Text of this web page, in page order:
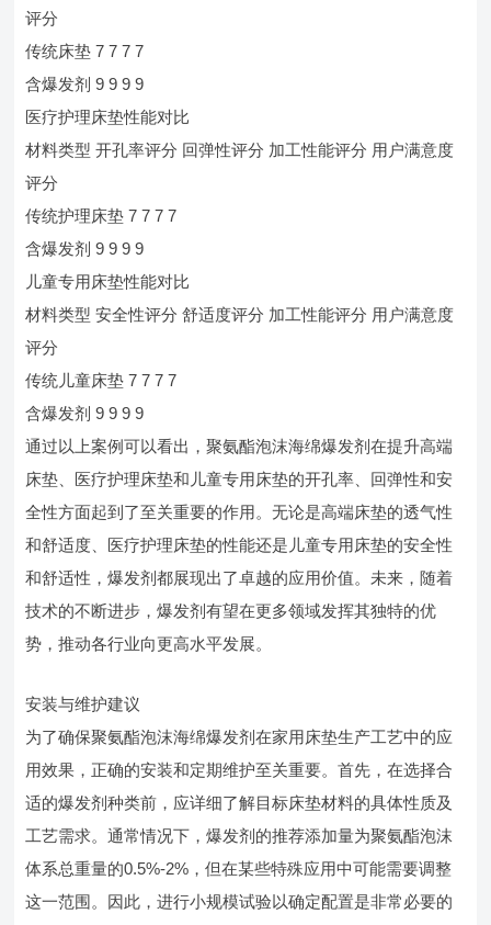
评分
传统床垫 7 7 7 7
含爆发剂 9 9 9 9
医疗护理床垫性能对比
材料类型 开孔率评分 回弹性评分 加工性能评分 用户满意度
评分
传统护理床垫 7 7 7 7
含爆发剂 9 9 9 9
儿童专用床垫性能对比
材料类型 安全性评分 舒适度评分 加工性能评分 用户满意度
评分
传统儿童床垫 7 7 7 7
含爆发剂 9 9 9 9
通过以上案例可以看出，聚氨酯泡沫海绵爆发剂在提升高端
床垫、医疗护理床垫和儿童专用床垫的开孔率、回弹性和安
全性方面起到了至关重要的作用。无论是高端床垫的透气性
和舒适度、医疗护理床垫的性能还是儿童专用床垫的安全性
和舒适性，爆发剂都展现出了卓越的应用价值。未来，随着
技术的不断进步，爆发剂有望在更多领域发挥其独特的优
势，推动各行业向更高水平发展。
安装与维护建议
为了确保聚氨酯泡沫海绵爆发剂在家用床垫生产工艺中的应
用效果，正确的安装和定期维护至关重要。首先，在选择合
适的爆发剂种类前，应详细了解目标床垫材料的具体性质及
工艺需求。通常情况下，爆发剂的推荐添加量为聚氨酯泡沫
体系总重量的0.5%-2%，但在某些特殊应用中可能需要调整
这一范围。因此，进行小规模试验以确定配置是非常必要的